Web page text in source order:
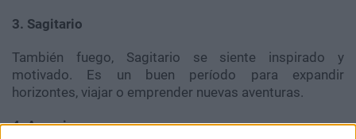
3. Sagitario
También fuego, Sagitario se siente inspirado y
motivado. Es un buen período para expandir
horizontes, viajar o emprender nuevas aventuras.
4. Acuario